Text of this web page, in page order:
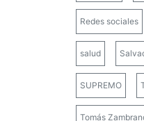
Redes sociales
salud
SUPREMO
Tomás